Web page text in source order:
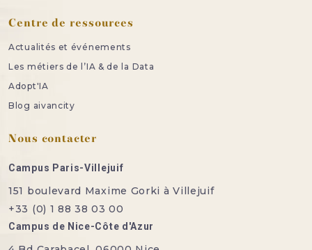
Centre de ressources
Actualités et événements
Les métiers de l’IA & de la Data
Adopt'IA
Blog aivancity
Nous contacter
Campus Paris-Villejuif
151 boulevard Maxime Gorki à Villejuif
+33 (0) 1 88 38 03 00
Campus de Nice-Côte d'Azur